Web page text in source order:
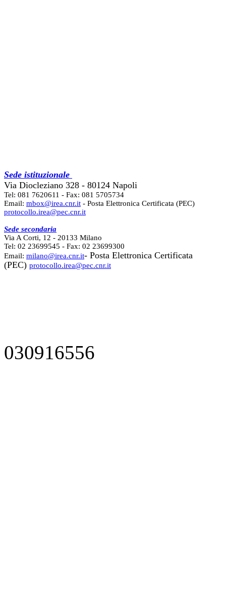
Sede istituzionale
Via Diocleziano 328 - 80124 Napoli
Tel: 081 7620611 - Fax: 081 5705734
Email: mbox@irea.cnr.it - Posta Elettronica Certificata (PEC)
protocollo.irea@pec.cnr.it
Sede secondaria
Via A Corti, 12 - 20133 Milano
Tel: 02 23699545 - Fax: 02 23699300
Email: milano@irea.cnr.it- Posta Elettronica Certificata
(PEC) protocollo.irea@pec.cnr.it
030916556